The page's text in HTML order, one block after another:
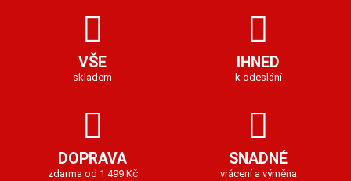
VŠE
skladem
IHNED
k odeslání
DOPRAVA
zdarma od 1 499 Kč
SNADNÉ
vrácení a výměna